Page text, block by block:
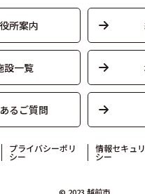
所案内
設一覧
るご質問
プライバシーポリ
シー
情報セキュ
シー